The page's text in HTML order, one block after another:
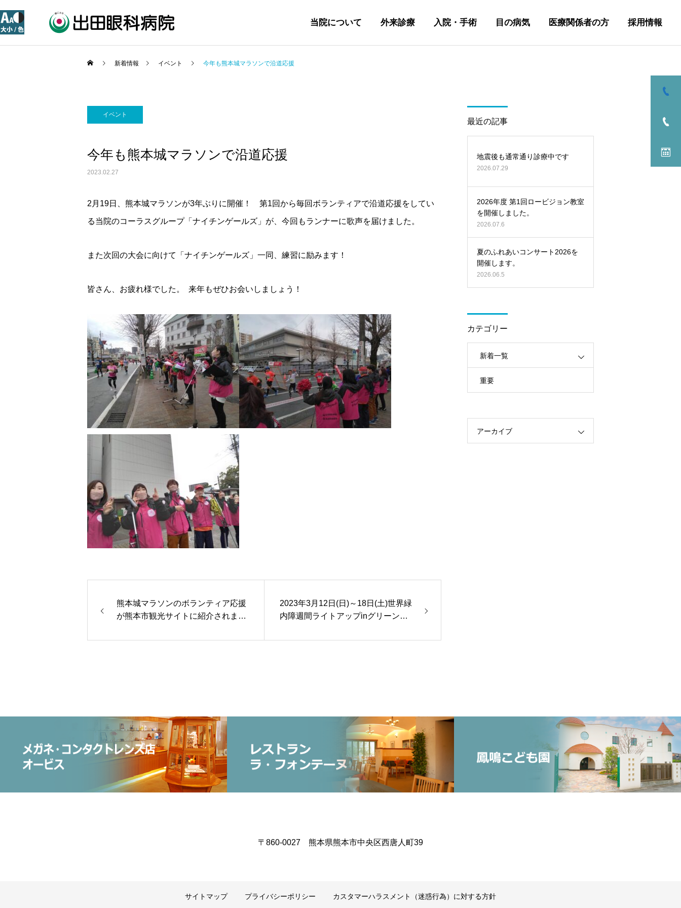
当院について 外来診療 入院・手術 目の病気 医療関係者の方 採用情報
新着情報 イベント 今年も熊本城マラソンで沿道応援
イベント
今年も熊本城マラソンで沿道応援
2023.02.27
2月19日、熊本城マラソンが3年ぶりに開催！ 第1回から毎回ボランティアで沿道応援をしてい
る当院のコーラスグループ「ナイチンゲールズ」が、今回もランナーに歌声を届けました。
また次回の大会に向けて「ナイチンゲールズ」一同、練習に励みます！
皆さん、お疲れ様でした。 来年もぜひお会いしましょう！
熊本城マラソンのボランティア応援
が熊本市観光サイトに紹介されまし
2023年3月12日(日)～18日(土)世界緑
内障週間ライトアップinグリーン運
最近の記事
地震後も通常通り診療中です
2026.07.29
2026年度 第1回ロービジョン教室
を開催しました。
2026.07.6
夏のふれあいコンサート2026を
開催します。
2026.06.5
カテゴリー
新着一覧
重要
アーカイブ
〒860-0027 熊本県熊本市中央区西唐人町39
サイトマップ プライバシーポリシー カスタマーハラスメント（迷惑行為）に対する方針